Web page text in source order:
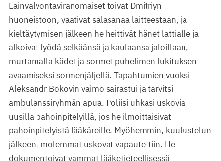
Lainvalvontaviranomaiset toivat Dmitriyn
huoneistoon, vaativat salasanaa laitteestaan, ja
kieltäytymisen jälkeen he heittivät hänet lattialle ja
alkoivat lyödä selkäänsä ja kaulaansa jaloillaan,
murtamalla kädet ja sormet puhelimen lukituksen
avaamiseksi sormenjäljellä. Tapahtumien vuoksi
Aleksandr Bokovin vaimo sairastui ja tarvitsi
ambulanssiryhmän apua. Poliisi uhkasi uskovia
uusilla pahoinpitelyillä, jos he ilmoittaisivat
pahoinpitelyistä lääkäreille. Myöhemmin, kuulustelun
jälkeen, molemmat uskovat vapautettiin. He
dokumentoivat vammat lääketieteellisessä